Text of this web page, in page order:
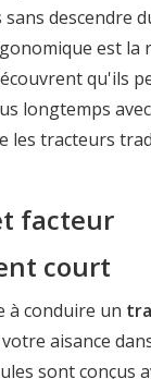
descendre
est la
qu'ils
longtemps
les tracteurs
facteur
court
à conduire un
aisance
sont conçus